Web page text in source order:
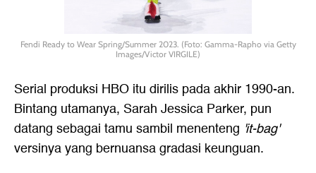
Fendi Ready to Wear Spring/Summer 2023. (Foto: Gamma-Rapho via Getty
Images/Victor VIRGILE)
Serial produksi HBO itu dirilis pada akhir 1990-an.
Bintang utamanya, Sarah Jessica Parker, pun
datang sebagai tamu sambil menenteng 'it-bag'
versinya yang bernuansa gradasi keunguan.